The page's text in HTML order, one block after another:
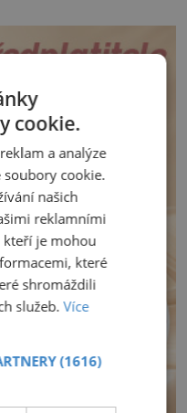
klenot britský politik Sir
(1897–1958), když si […]
případné řádění barbarů
chce pečlivě připravit!
mají posílit obranu jeho
hodlá především
Na […]
cookie.
a analýze
soubory cookie.
našich
reklamními
je mohou
které
shromáždili
služeb.Více
(1616)